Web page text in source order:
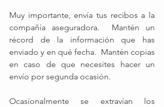
Muy importante, envía tus recibos a la
compañía aseguradora.  Mantén un
récord de la información que has
enviado y en qué fecha.  Mantén copias
en caso de que necesites hacer un
envío por segunda ocasión.
Ocasionalmente se extravían los